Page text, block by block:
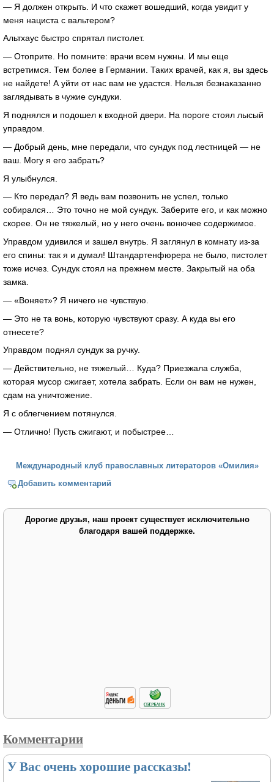
— Я должен открыть. И что скажет вошедший, когда увидит у
меня нациста с вальтером?
Альтхаус быстро спрятал пистолет.
— Отоприте. Но помните: врачи всем нужны. И мы еще
встретимся. Тем более в Германии. Таких врачей, как я, вы здесь
не найдете! А уйти от нас вам не удастся. Нельзя безнаказанно
заглядывать в чужие сундуки.
Я поднялся и подошел к входной двери. На пороге стоял лысый
управдом.
— Добрый день, мне передали, что сундук под лестницей — не
ваш. Могу я его забрать?
Я улыбнулся.
— Кто передал? Я ведь вам позвонить не успел, только
собирался… Это точно не мой сундук. Заберите его, и как можно
скорее. Он не тяжелый, но у него очень вонючее содержимое.
Управдом удивился и зашел внутрь. Я заглянул в комнату из-за
его спины: так я и думал! Штандартенфюрера не было, пистолет
тоже исчез. Сундук стоял на прежнем месте. Закрытый на оба
замка.
— «Воняет»? Я ничего не чувствую.
— Это не та вонь, которую чувствуют сразу. А куда вы его
отнесете?
Управдом поднял сундук за ручку.
— Действительно, не тяжелый… Куда? Приезжала служба,
которая мусор сжигает, хотела забрать. Если он вам не нужен,
сдам на уничтожение.
Я с облегчением потянулся.
— Отлично! Пусть сжигают, и побыстрее…
Международный клуб православных литераторов «Омилия»
Добавить комментарий
Дорогие друзья, наш проект существует исключительно
благодаря вашей поддержке.
Комментарии
У Вас очень хорошие рассказы!